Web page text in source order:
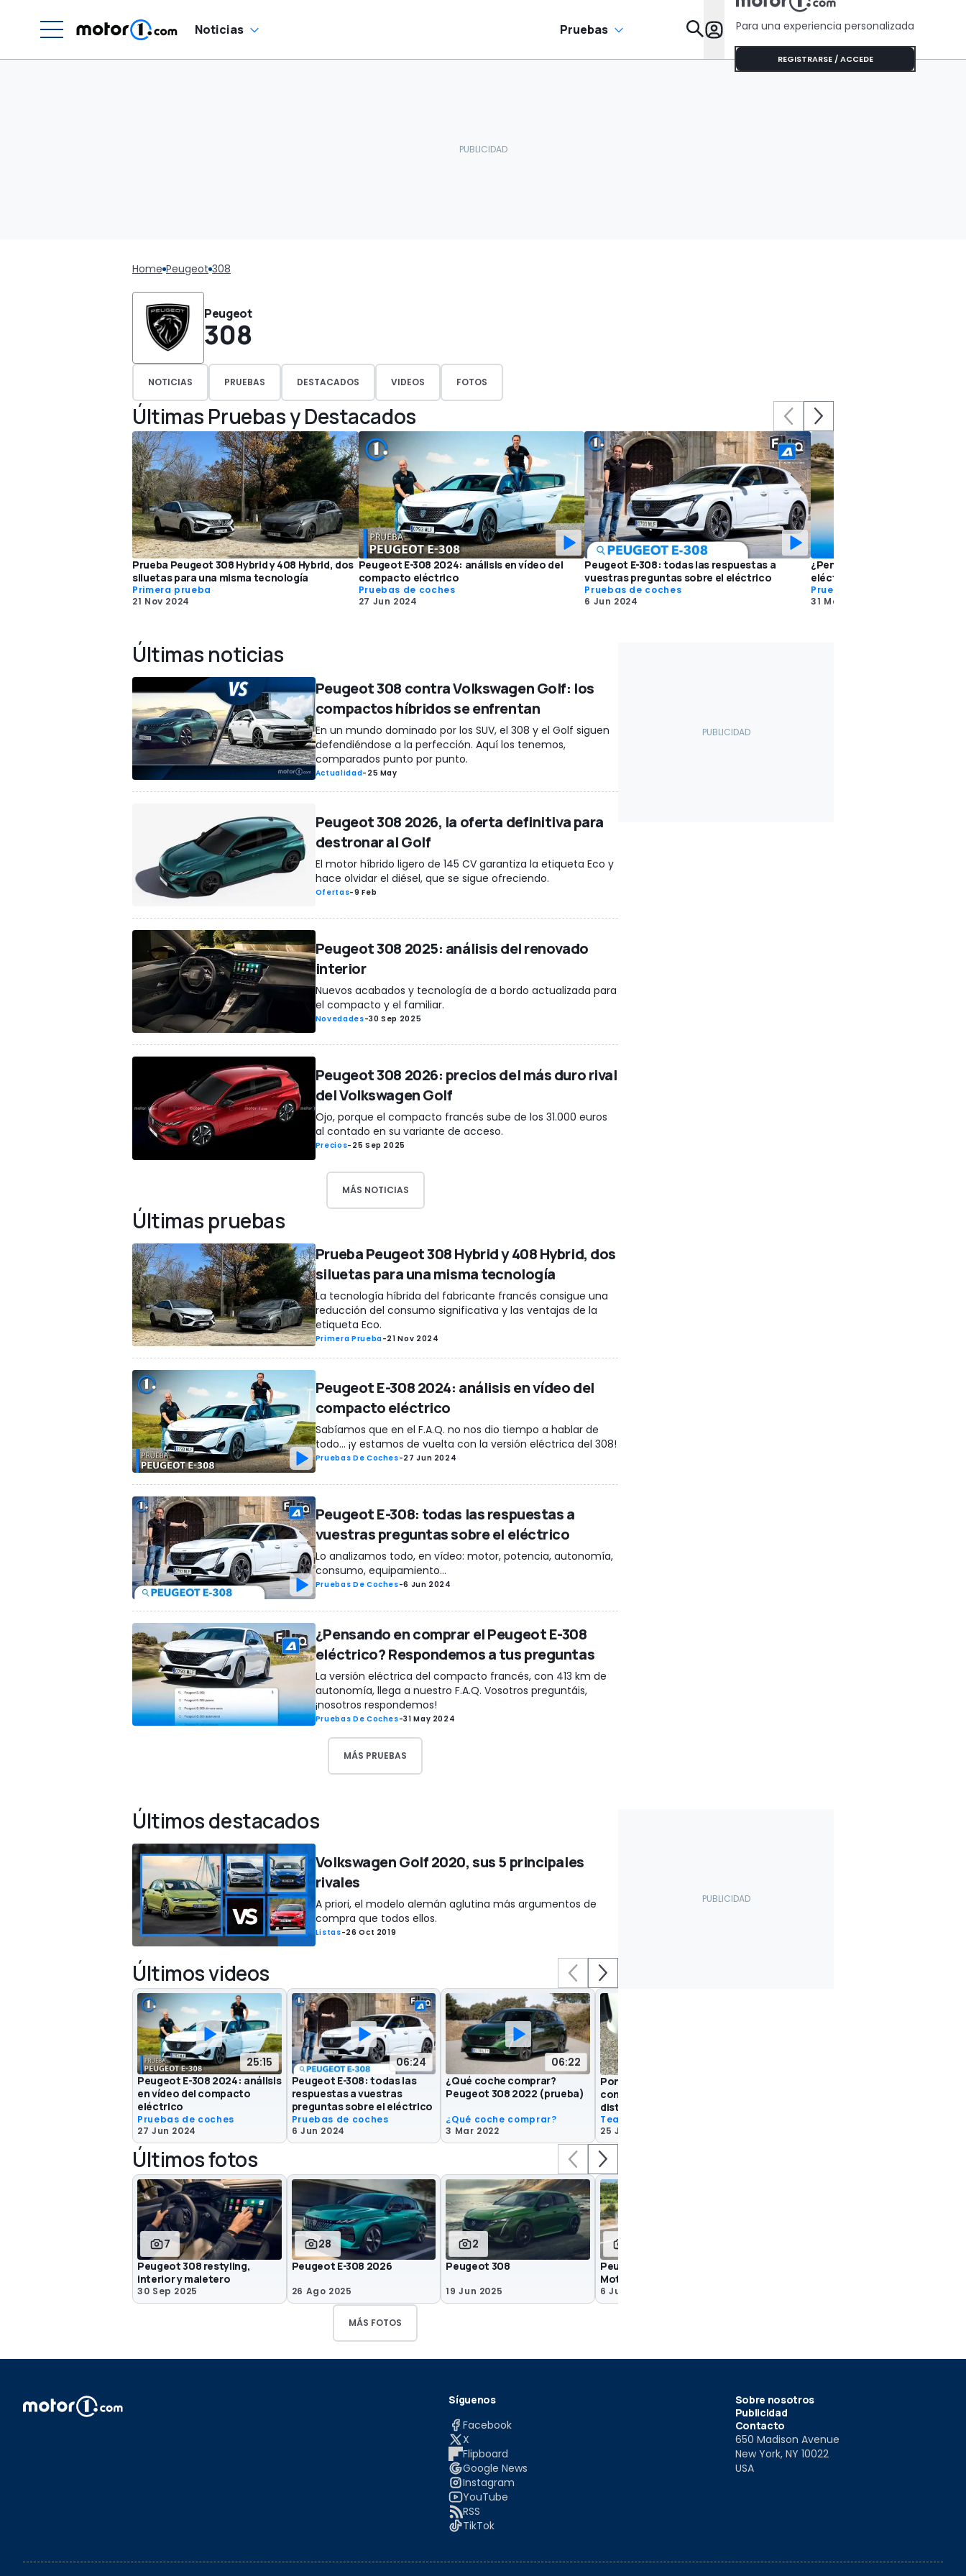
Noticias Pruebas Para una experiencia personalizada
REGISTRARSE / ACCEDE
Home Peugeot 308
Peugeot
308
NOTICIAS PRUEBAS DESTACADOS VIDEOS FOTOS
Últimas Pruebas y Destacados
Prueba Peugeot 308 Hybrid y 408 Hybrid, dos
siluetas para una misma tecnología
Primera prueba
21 Nov 2024
Peugeot E-308 2024: análisis en vídeo del
compacto eléctrico
Pruebas de coches
27 Jun 2024
Peugeot E-308: todas las respuestas a
vuestras preguntas sobre el eléctrico
Pruebas de coches
6 Jun 2024
¿Pensando en comprar el
eléctrico? Respondemos a
Pruebas de coches
31 May 2024
Últimas noticias
Peugeot 308 contra Volkswagen Golf: los
compactos híbridos se enfrentan
En un mundo dominado por los SUV, el 308 y el Golf siguen
defendiéndose a la perfección. Aquí los tenemos,
comparados punto por punto.
Actualidad- 25 May
Peugeot 308 2026, la oferta definitiva para
destronar al Golf
El motor híbrido ligero de 145 CV garantiza la etiqueta Eco y
hace olvidar el diésel, que se sigue ofreciendo.
Ofertas-9 Feb
Peugeot 308 2025: análisis del renovado
interior
Nuevos acabados y tecnología de a bordo actualizada para
el compacto y el familiar.
Novedades-30 Sep 2025
Peugeot 308 2026: precios del más duro rival
del Volkswagen Golf
Ojo, porque el compacto francés sube de los 31.000 euros
al contado en su variante de acceso.
Precios- 25 Sep 2025
MÁS NOTICIAS
Últimas pruebas
Prueba Peugeot 308 Hybrid y 408 Hybrid, dos
siluetas para una misma tecnología
La tecnología híbrida del fabricante francés consigue una
reducción del consumo significativa y las ventajas de la
etiqueta Eco.
Primera Prueba-21 Nov 2024
Peugeot E-308 2024: análisis en vídeo del
compacto eléctrico
Sabíamos que en el F.A.Q. no nos dio tiempo a hablar de
todo... ¡y estamos de vuelta con la versión eléctrica del 308!
Pruebas De Coches-27 Jun 2024
Peugeot E-308: todas las respuestas a
vuestras preguntas sobre el eléctrico
Lo analizamos todo, en vídeo: motor, potencia, autonomía,
consumo, equipamiento...
Pruebas De Coches-6 Jun 2024
¿Pensando en comprar el Peugeot E-308
eléctrico? Respondemos a tus preguntas
La versión eléctrica del compacto francés, con 413 km de
autonomía, llega a nuestro F.A.Q. Vosotros preguntáis,
¡nosotros respondemos!
Pruebas De Coches-31 May 2024
MÁS PRUEBAS
Últimos destacados
Volkswagen Golf 2020, sus 5 principales
rivales
A priori, el modelo alemán aglutina más argumentos de
compra que todos ellos.
Listas-26 Oct 2019
Últimos videos
25:15
Peugeot E-308 2024: análisis
en vídeo del compacto
eléctrico
Pruebas de coches
27 Jun 2024
06:24
Peugeot E-308: todas las
respuestas a vuestras
preguntas sobre el eléctrico
Pruebas de coches
6 Jun 2024
06:22
¿Qué coche comprar?
Peugeot 308 2022 (prueba)
¿Qué coche comprar?
3 Mar 2022
Ponemos a prueba dos
compactos con garra... y
distinto talante
Teasers
25 Jun 2018
Últimos fotos
7
Peugeot 308 restyling,
interior y maletero
30 Sep 2025
28
Peugeot E-308 2026
26 Ago 2025
2
Peugeot 308
19 Jun 2025
Peugeot 308 2025, render
Motor1.com
6 Jun 2025
MÁS FOTOS
Síguenos
Facebook
X
Flipboard
Google News
Instagram
YouTube
RSS
TikTok
Sobre nosotros
Publicidad
Contacto
650 Madison Avenue
New York, NY 10022
USA